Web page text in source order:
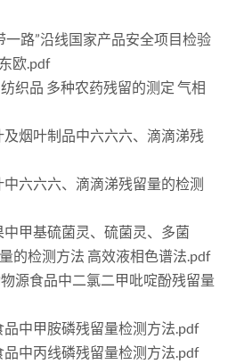
一路”沿线国家产品安全项目检验
欧.pdf
织品 多种农药残留的测定 气相
烟叶制品中六六六、滴滴涕残
六六六、滴滴涕残留量的检测
甲基硫菌灵、硫菌灵、多菌
的检测方法 高效液相色谱法.pdf
源食品中二氯二甲吡啶酚残留量
品中甲胺磷残留量检测方法.pdf
品中丙线磷残留量检测方法.pdf